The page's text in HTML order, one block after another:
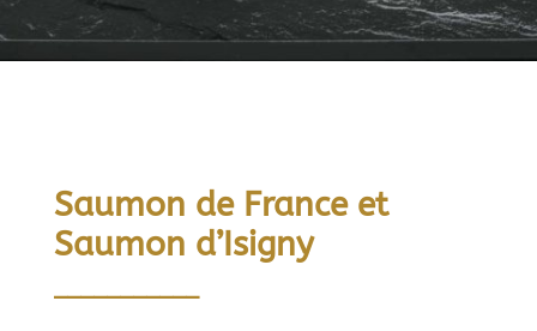
Saumon de France et
Saumon d’Isigny
___________